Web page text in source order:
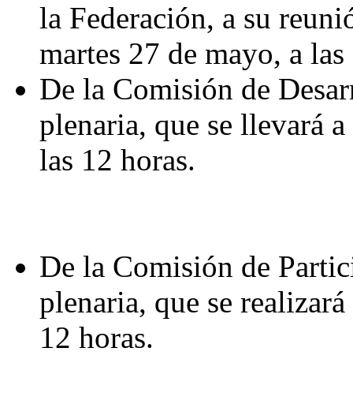
la Federación, a su
martes 27 de mayo, a
De la Comisión de
plenaria, que se llevará
las 12 horas.
De la Comisión de
plenaria, que se
12 horas.